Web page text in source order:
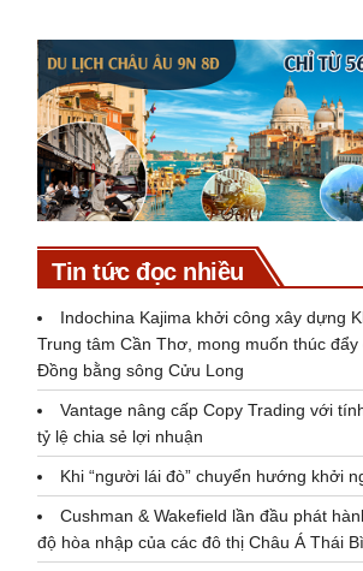
Tin tức đọc nhiều
Indochina Kajima khởi công xây dựng
Trung tâm Cần Thơ, mong muốn thúc
Đồng bằng sông Cửu Long
Vantage nâng cấp Copy Trading với
tỷ lệ chia sẻ lợi nhuận
Khi “người lái đò” chuyển hướng khởi
Cushman & Wakefield lần đầu phát
độ hòa nhập của các đô thị Châu Á Thái